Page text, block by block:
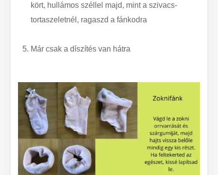
kört, hullámos széllel majd, mint a szivacs-
tortaszeletnél, ragaszd a fánkodra
Már csak a díszítés van hátra